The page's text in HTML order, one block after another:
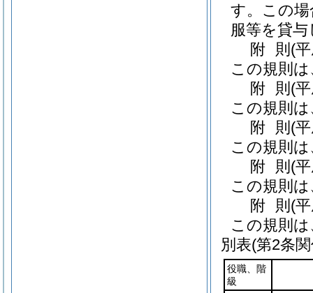
す。 この
服等を貸
附 則 (
この規則
附 則 (
この規則
附 則 (
この規則
附 則 (
この規則
附 則 (
この規則
別表(第2条
役職、階
級